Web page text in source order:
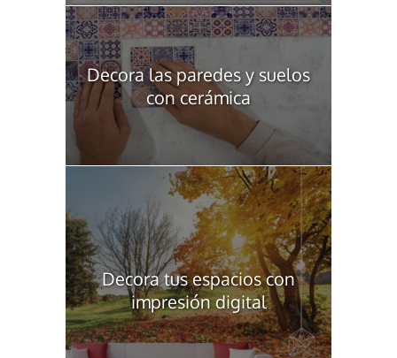
Decora las paredes y suelos
con cerámica
Decora tus espacios con
impresión digital